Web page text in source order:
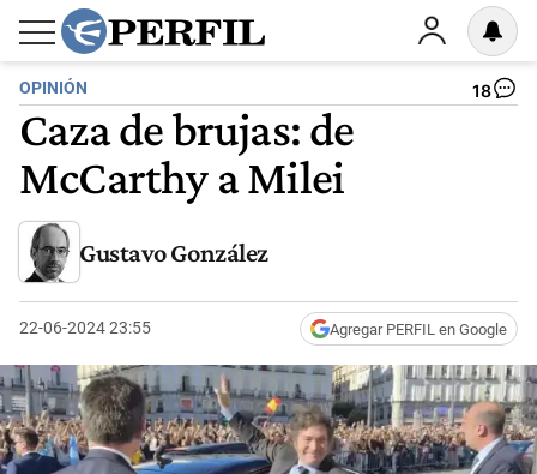
OPINIÓN 18
Caza de brujas: de
McCarthy a Milei
Gustavo González
22-06-2024 23:55 Agregar PERFIL en Google